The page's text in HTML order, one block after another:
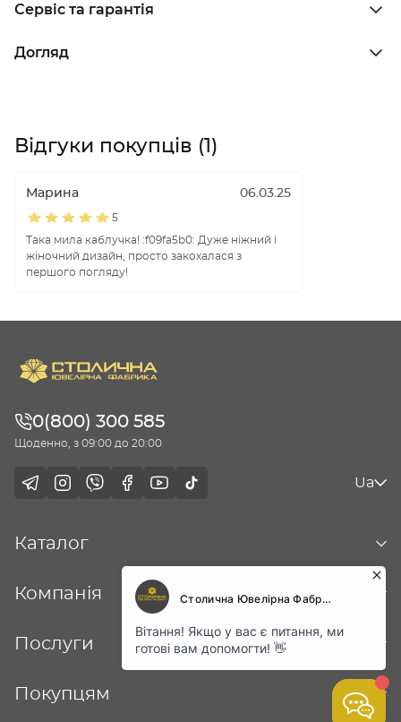
Сервіс та гарантія
Догляд
Відгуки покупців (1)
Марина 06.03.25
5
Така мила каблучка! :f09fa5b0: Дуже ніжний і
жіночний дизайн, просто закохалася з
першого погляду!
0(800) 300 585
Щоденно, з 09:00 до 20:00
Ua
Каталог
Компанія
Послуги
Покупцям